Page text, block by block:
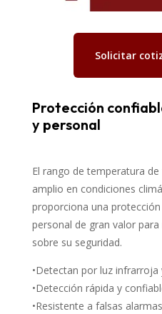
Solicitar
Protección
y personal
El rango de temperatura
amplio en condiciones
proporciona una
personal de gran valor
sobre su seguridad.
•Detectan por luz infrarroja
•Detección rápida y
•Resistente a falsas alarmas